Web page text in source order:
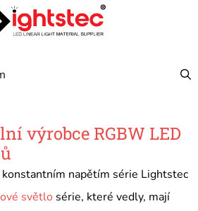
výrobce RGBW LED
napětím série Lightstec
světlo série, které vedly, mají